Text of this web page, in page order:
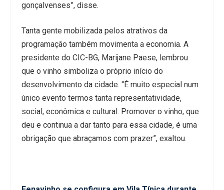
gonçalvenses”, disse.
Tanta gente mobilizada pelos atrativos da
programação também movimenta a economia. A
presidente do CIC-BG, Marijane Paese, lembrou
que o vinho simboliza o próprio início do
desenvolvimento da cidade. “É muito especial num
único evento termos tanta representatividade,
social, econômica e cultural. Promover o vinho, que
deu e continua a dar tanto para essa cidade, é uma
obrigação que abraçamos com prazer”, exaltou.